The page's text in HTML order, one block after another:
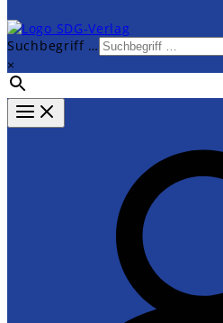
Suchbegriff …
×